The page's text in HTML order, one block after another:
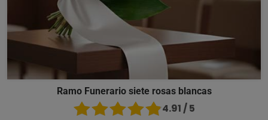
Ramo Funerario siete rosas blancas
4.91 / 5